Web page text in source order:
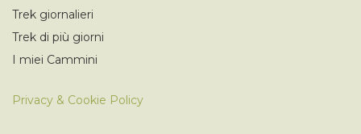
Trek giornalieri
Trek di più giorni
I miei Cammini
Privacy & Cookie Policy